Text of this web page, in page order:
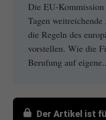
Die EU-
Tagen
die Regeln des
vorstellen. Wie die
Berufung auf
Der Artikel ist